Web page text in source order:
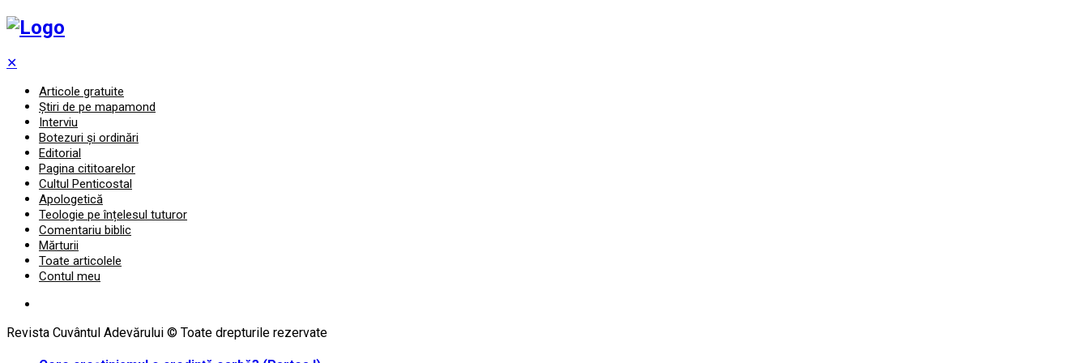
✕
Articole gratuite
Știri de pe mapamond
Interviu
Botezuri și ordinări
Editorial
Pagina cititoarelor
Cultul Penticostal
Apologetică
Teologie pe înțelesul tuturor
Comentariu biblic
Mărturii
Toate articolele
Contul meu
Revista Cuvântul Adevărului © Toate drepturile rezervate